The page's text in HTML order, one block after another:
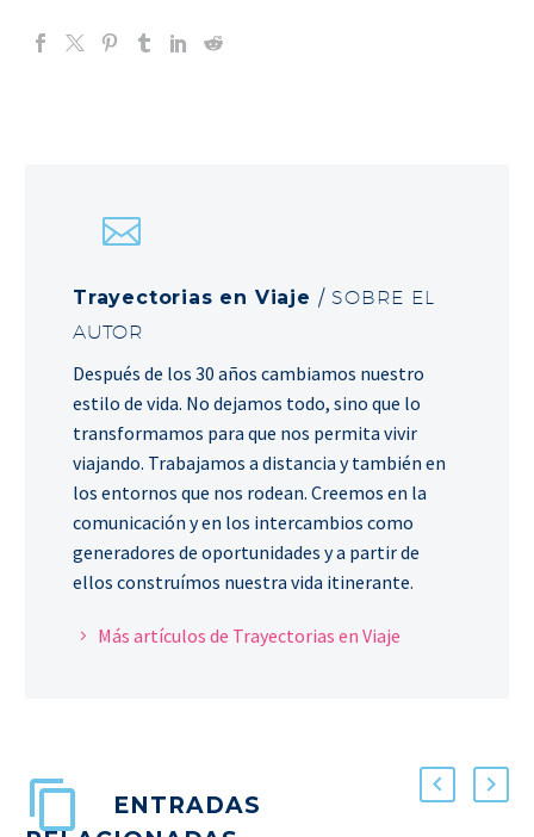
Trayectorias en Viaje / SOBRE EL
AUTOR
Después de los 30 años cambiamos nuestro
estilo de vida. No dejamos todo, sino que lo
transformamos para que nos permita vivir
viajando. Trabajamos a distancia y también en
los entornos que nos rodean. Creemos en la
comunicación y en los intercambios como
generadores de oportunidades y a partir de
ellos construímos nuestra vida itinerante.
Más artículos de Trayectorias en Viaje
ENTRADAS